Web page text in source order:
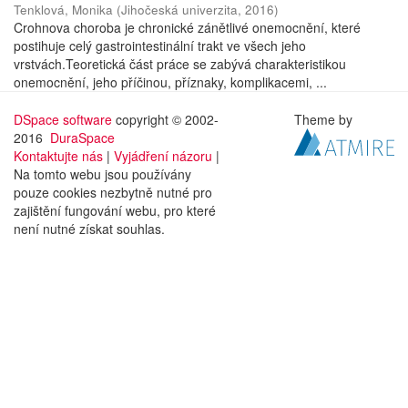
Tenklová, Monika (Jihočeská univerzita, 2016)
Crohnova choroba je chronické zánětlivé onemocnění, které
postihuje celý gastrointestinální trakt ve všech jeho
vrstvách.Teoretická část práce se zabývá charakteristikou
onemocnění, jeho příčinou, příznaky, komplikacemi, ...
DSpace software copyright © 2002-
2016 DuraSpace
Kontaktujte nás | Vyjádření názoru |
Na tomto webu jsou používány
pouze cookies nezbytně nutné pro
zajištění fungování webu, pro které
není nutné získat souhlas.
Theme by